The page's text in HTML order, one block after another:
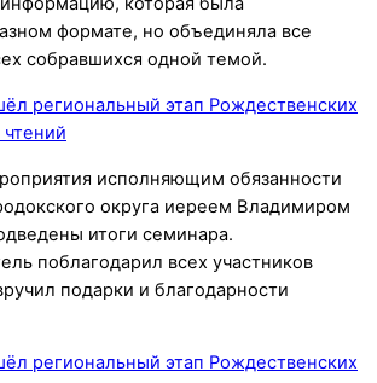
формате, но объединяла все
собравшихся одной темой.
исполняющим обязанности
округа иереем Владимиром
итоги семинара.
поблагодарил всех участников
подарки и благодарности